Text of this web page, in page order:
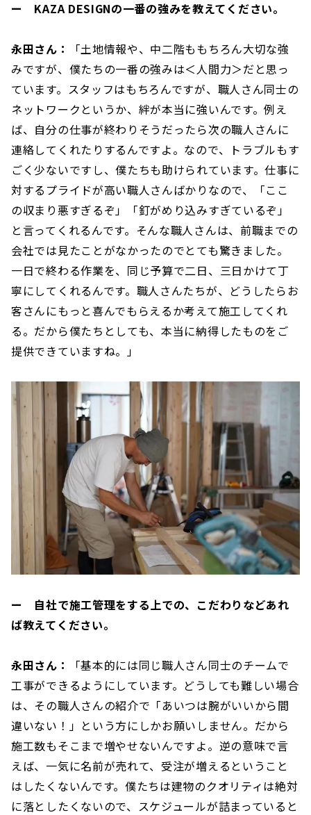
ー KAZA DESIGNの一番の強みを教えてください。
永田さん：
「土地情報や、中二階ももちろん大切な強
みですが、僕たちの一番の強みは＜人間力＞だと思っ
ています。スタッフはもちろんですが、職人さん同士の
ネットワークというか、絆が本当に強いんです。例え
ば、自分の仕事が終わりそうだったら次の職人さんに
連絡してくれたりするんですよ。なので、トラブルもす
ごく少ないですし、僕たちも助けられています。仕事に
対するプライドが高い職人さんばかりなので、「ここ
の収まり悪すぎるぞ」「釘がめり込みすぎているぞ」
と言ってくれるんです。そんな職人さんは、前職までの
会社では見たことがなかったのでとても驚きました。
一日で終わる作業を、同じ予算で二日、三日かけて丁
寧にしてくれるんです。職人さんたちが、どうしたらお
客さんにもっと喜んでもらえるか考えて施工してくれ
る。だから僕たちとしても、本当に納得したものをご
提供できていますね。」
ー 自社で施工管理をする上での、こだわりなどあれ
ば教えてください。
永田さん：
「基本的には同じ職人さん同士のチームで
工事ができるようにしています。どうしても難しい場合
は、その職人さんの紹介で「あいつは腕がいいから間
違いない！」という方にしかお願いしません。だから
施工数もそこまで増やせないんですよ。逆の意味で言
えば、一気に名前が売れて、受注が増えるということ
はしたくないんです。僕たちは建物のクオリティは絶対
に落としたくないので、スケジュールが詰まっていると